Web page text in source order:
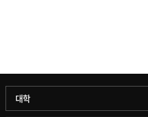
대학
과학기술대학